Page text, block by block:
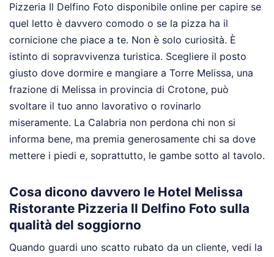
Pizzeria Il Delfino Foto disponibile online per capire se
quel letto è davvero comodo o se la pizza ha il
cornicione che piace a te. Non è solo curiosità. È
istinto di sopravvivenza turistica. Scegliere il posto
giusto dove dormire e mangiare a Torre Melissa, una
frazione di Melissa in provincia di Crotone, può
svoltare il tuo anno lavorativo o rovinarlo
miseramente. La Calabria non perdona chi non si
informa bene, ma premia generosamente chi sa dove
mettere i piedi e, soprattutto, le gambe sotto al tavolo.
Cosa dicono davvero le Hotel Melissa
Ristorante Pizzeria Il Delfino Foto sulla
qualità del soggiorno
Quando guardi uno scatto rubato da un cliente, vedi la